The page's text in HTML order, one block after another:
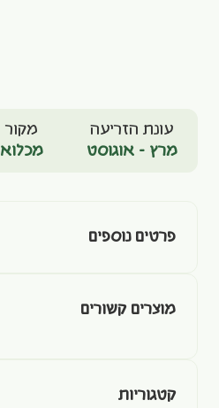
עונת הזריעה
מרץ - אוגוסט
מקור
מכלוא
פרטים נוספים
מוצרים קשורים
קטגוריות